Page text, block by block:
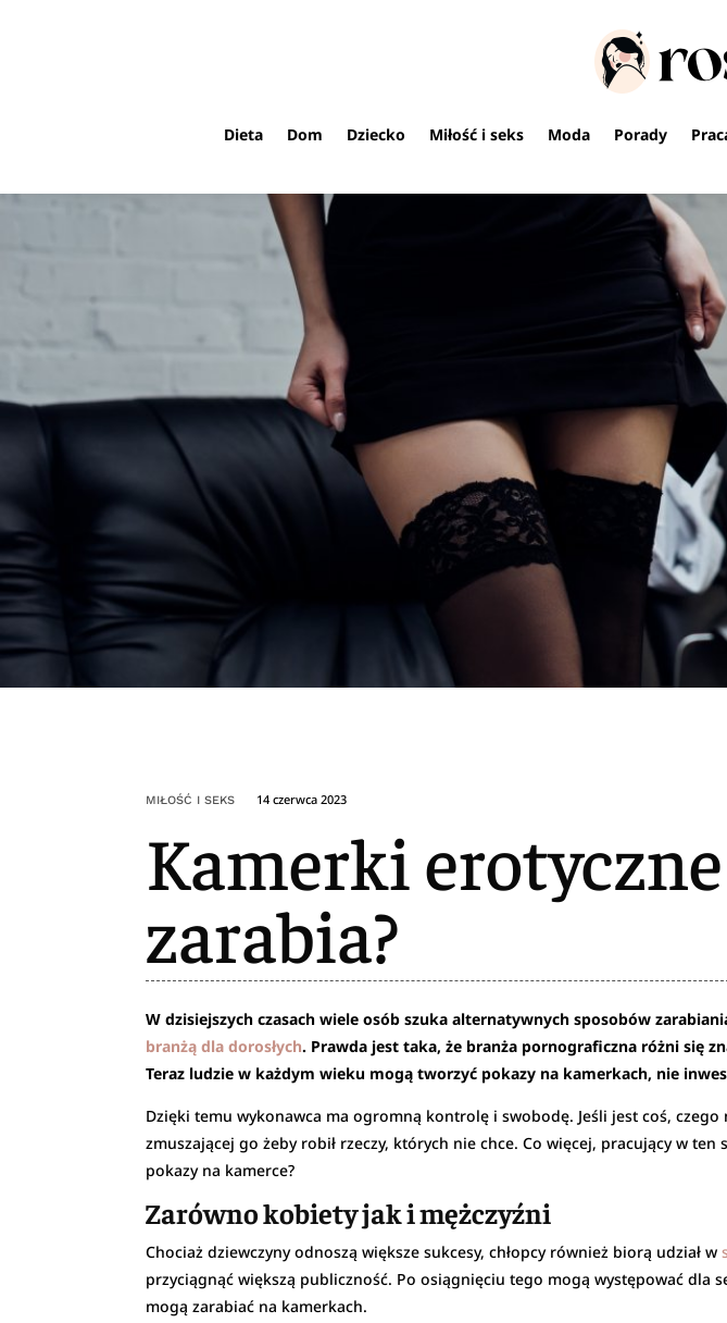
Dieta Dom Dziecko Miłość i seks Moda Porady
MIŁOŚĆ I SEKS 14 czerwca 2023
Kamerki
zarabia?
W dzisiejszych czasach wiele osób szuka alternatywnych sposobów
branżą dla dorosłych. Prawda jest taka, że branża pornograficzna różni się
Teraz ludzie w każdym wieku mogą tworzyć pokazy na kamerkach, nie
Dzięki temu wykonawca ma ogromną kontrolę i swobodę. Jeśli jest coś,
zmuszającej go żeby robił rzeczy, których nie chce. Co więcej, pracujący w
pokazy na kamerce?
Zarówno kobiety jak i mężczyźni
Chociaż dziewczyny odnoszą większe sukcesy, chłopcy również biorą udział w
przyciągnąć większą publiczność. Po osiągnięciu tego mogą występować dla
mogą zarabiać na kamerkach.